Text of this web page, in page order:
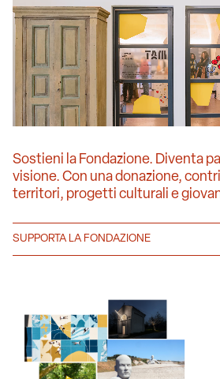
Sostieni la Fondazione. Diventa
visione. Con una donazione,
territori, progetti culturali e
SUPPORTA LA FONDAZIONE